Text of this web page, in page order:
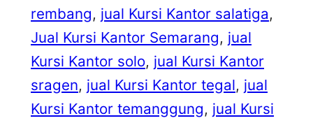
rembang, jual Kursi Kantor salatiga
Jual Kursi Kantor Semarang, jual
Kursi Kantor solo, jual Kursi Kantor
sragen, jual Kursi Kantor tegal, jual
Kursi Kantor temanggung, jual Kursi